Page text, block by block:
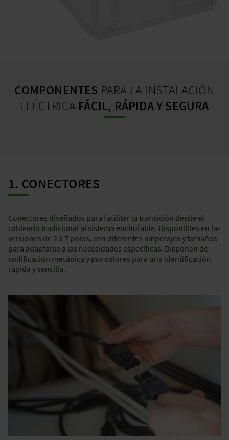
COMPONENTES PARA LA INSTALACIÓN
ELÉCTRICA FÁCIL, RÁPIDA Y SEGURA
1. CONECTORES
Conectores diseñados para facilitar la transición desde el
cableado tradicional al sistema enchufable. Disponibles en las
versiones de 2 a 7 polos, con diferentes amperajes y tamaños
para adaptarse a las necesidades específicas. Disponen de
codificación mecánica y por colores para una identificación
rápida y sencilla.